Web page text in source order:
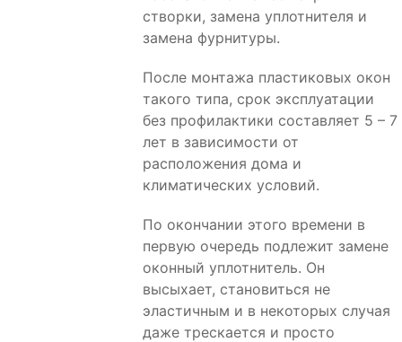
створки, замена уплотнителя и
замена фурнитуры.
После монтажа пластиковых окон
такого типа, срок эксплуатации
без профилактики составляет 5 – 7
лет в зависимости от
расположения дома и
климатических условий.
По окончании этого времени в
первую очередь подлежит замене
оконный уплотнитель. Он
высыхает, становиться не
эластичным и в некоторых случая
даже трескается и просто